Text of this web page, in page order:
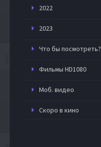
2022
2023
Что бы посмотреть?
Фильмы HD1080
Моб. видео
Скоро в кино